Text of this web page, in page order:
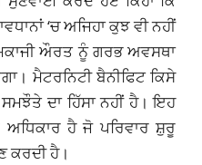
‘ਚ ਅਜਿਹਾ ਕੁਝ ਵੀ ਨਹੀਂ
ਔਰਤ ਨੂੰ ਗਰਭ ਅਵਸਥਾ
ਮੈਟਰਨਿਟੀ ਬੈਨੀਫਿਟ ਕਿਸੇ
ਦਾ ਹਿੱਸਾ ਨਹੀਂ ਹੈ। ਇਹ
ਹੈ ਜੋ ਪਰਿਵਾਰ ਸ਼ੁਰੂ
ਕਰਦੀ ਹੈ।